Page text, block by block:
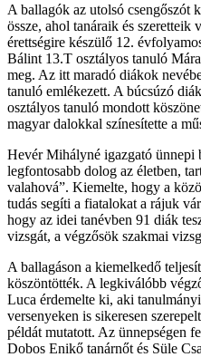
A ballagók az utolsó csengőszót
össze, ahol tanáraik és
érettségire készülő 12.
Bálint 13.T osztályos tanuló
meg. Az itt maradó diákok
tanuló emlékezett. A búcsúzó
osztályos tanuló mondott
magyar dalokkal színesítette a
Hevér Mihályné igazgató ünnepi
legfontosabb dolog az életben,
valahová”. Kiemelte, hogy a
tudás segíti a fiatalokat a rájuk
hogy az idei tanévben 91 diák
vizsgát, a végzősök szakmai
A ballagáson a kiemelkedő
köszöntötték. A legkiválóbb
Luca érdemelte ki, aki
versenyeken is sikeresen
példát mutatott. Az ünnepségen
Dobos Enikő tanárnőt és Süle